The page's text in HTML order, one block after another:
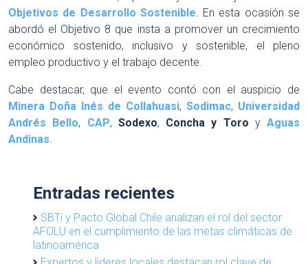
Objetivos de Desarrollo Sostenible. En esta ocasión se
abordó el Objetivo 8 que insta a promover un crecimiento
económico sostenido, inclusivo y sostenible, el pleno
empleo productivo y el trabajo decente.
Cabe destacar, que el evento contó con el auspicio de
Minera Doña Inés de Collahuasi, Sodimac, Universidad
Andrés Bello, CAP, Sodexo, Concha y Toro y Aguas
Andinas.
Entradas recientes
SBTi y Pacto Global Chile analizan el rol del sector
AFOLU en el cumplimiento de las metas climáticas de
latinoamérica